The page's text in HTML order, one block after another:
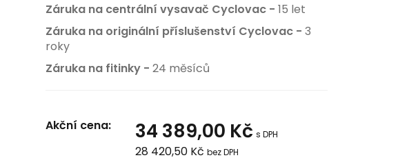
Záruka na centrální vysavač Cyclovac - 15 let
Záruka na originální příslušenství Cyclovac - 3
roky
Záruka na fitinky - 24 měsíců
Akční cena: 34 389,00 Kč s DPH
28 420,50 Kčbez DPH